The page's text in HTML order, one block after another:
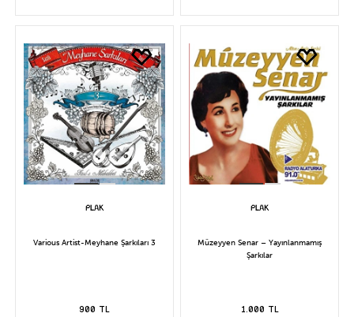
Various Artist-Meyhane Şarkıları 3
900 TL
Müzeyyen Senar – Yayınlanmamış
Şarkılar
1.000 TL